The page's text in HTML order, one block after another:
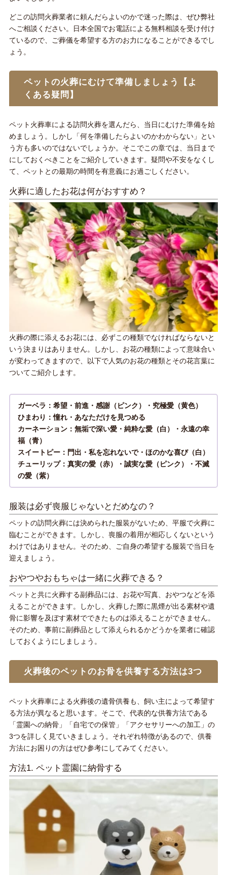
どこの訪問火葬業者に頼んだらよいのかで迷った際は、ぜひ弊社
へご相談ください。日本全国でお電話による無料相談を受け付け
ているので、ご葬儀を希望する方のお力になることができるでし
ょう。
ペットの火葬にむけて準備しましょう【よ
くある疑問】
ペット火葬車による訪問火葬を選んだら、当日にむけた準備を始
めましょう。しかし「何を準備したらよいのかわからない」とい
う方も多いのではないでしょうか。そこでこの章では、当日まで
にしておくべきことをご紹介していきます。疑問や不安をなくし
て、ペットとの最期の時間を有意義にお過ごしください。
火葬に適したお花は何がおすすめ？
火葬の際に添えるお花には、必ずこの種類でなければならないと
いう決まりはありません。しかし、お花の種類によって意味合い
が変わってきますので、以下で人気のお花の種類とその花言葉に
ついてご紹介します。
ガーベラ ：希望・前進・感謝（ピンク）・究極愛（黄色）
ひまわり ：憧れ・あなただけを見つめる
カーネーション：無垢で深い愛・純粋な愛（白）・永遠の幸
福（青）
スイートピー：門出・私を忘れないで・ほのかな喜び（白）
チューリップ：真実の愛（赤）・誠実な愛（ピンク）・不滅
の愛（紫）
服装は必ず喪服じゃないとだめなの？
ペットの訪問火葬には決められた服装がないため、平服で火葬に
臨むことができます。しかし、喪服の着用が相応しくないという
わけではありません。そのため、ご自身の希望する服装で当日を
迎えましょう。
おやつやおもちゃは一緒に火葬できる？
ペットと共に火葬する副葬品には、お花や写真、おやつなどを添
えることができます。しかし、火葬した際に黒煙が出る素材や遺
骨に影響を及ぼす素材でできたものは添えることができません。
そのため、事前に副葬品として添えられるかどうかを業者に確認
しておくようにしましょう。
火葬後のペットのお骨を供養する方法は3つ
ペット火葬車による火葬後の遺骨供養も、飼い主によって希望す
る方法が異なると思います。そこで、代表的な供養方法である
「霊園への納骨」「自宅での保管」「アクセサリーへの加工」の
3つを詳しく見ていきましょう。それぞれ特徴があるので、供養
方法にお困りの方はぜひ参考にしてみてください。
方法1. ペット霊園に納骨する